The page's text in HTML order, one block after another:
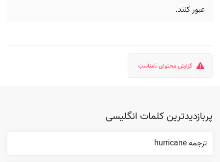
عبور کنند.
گزارش محتوای نامناسب
پربازدیدترین کلمات انگلیسی
ترجمه hurricane